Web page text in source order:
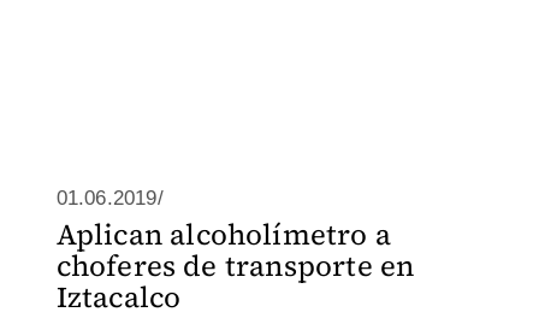
01.06.2019/
Aplican alcoholímetro a
choferes de transporte en
Iztacalco